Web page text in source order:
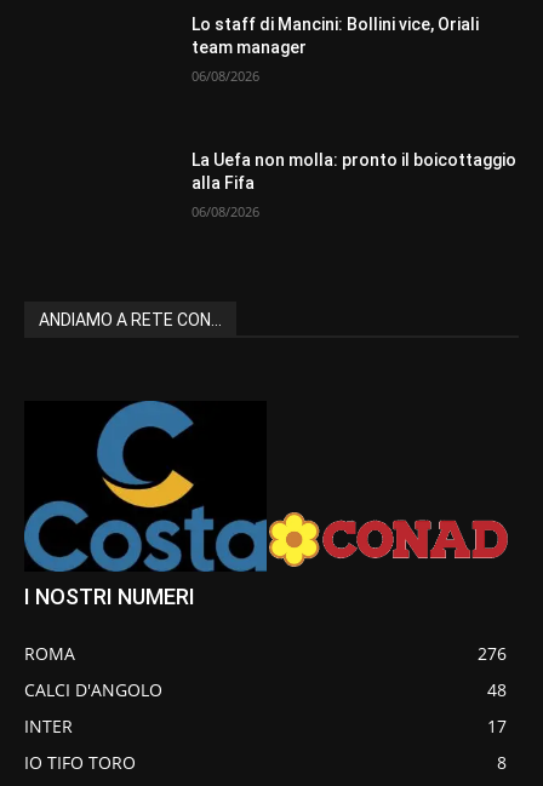
Lo staff di Mancini: Bollini vice, Oriali
team manager
06/08/2026
La Uefa non molla: pronto il boicottaggio
alla Fifa
06/08/2026
ANDIAMO A RETE CON...
I NOSTRI NUMERI
ROMA
276
CALCI D'ANGOLO
48
INTER
17
IO TIFO TORO
8